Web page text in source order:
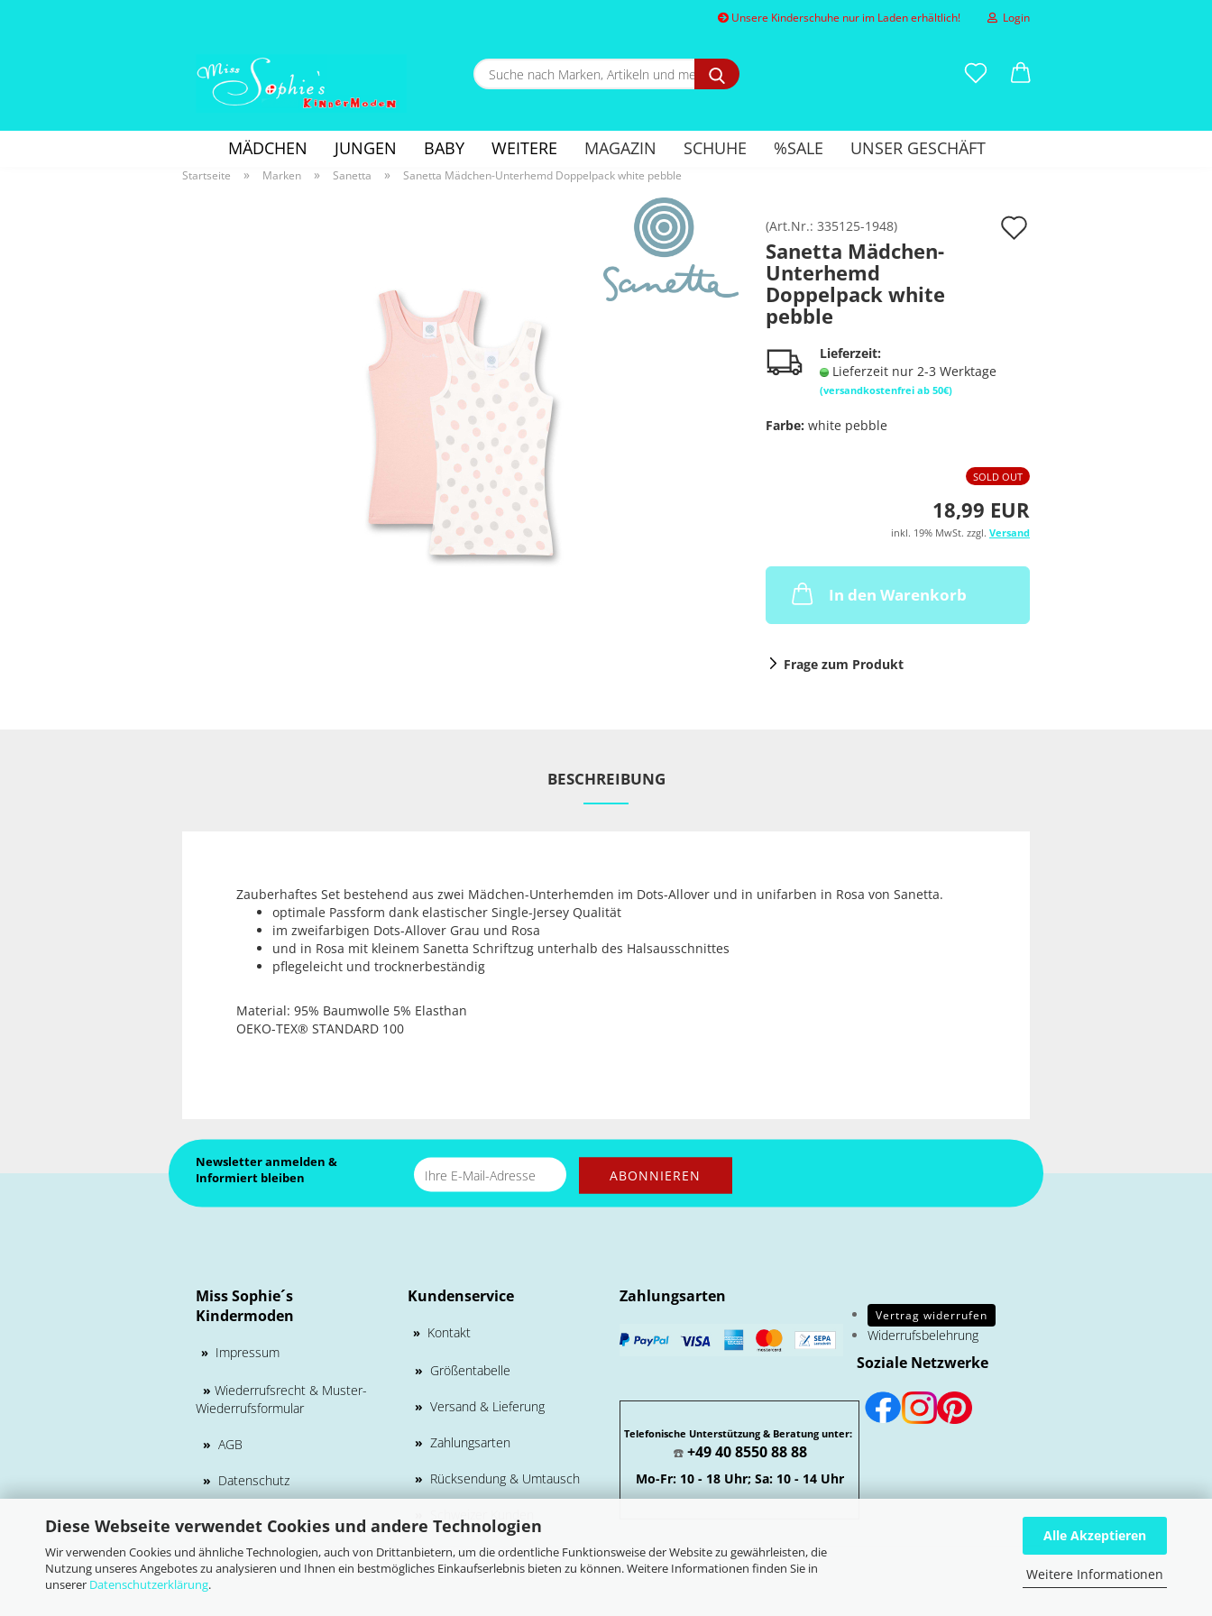
Diese Webseite verwendet Cookies und andere Technologien
Wir verwenden Cookies und ähnliche Technologien, auch von Drittanbietern, um die ordentliche Funktionsweise der Website zu gewährleisten, die
Nutzung unseres Angebotes zu analysieren und Ihnen ein bestmögliches Einkaufserlebnis bieten zu können. Weitere Informationen finden Sie in
unserer Datenschutzerklärung.
Alle Akzeptieren
Weitere Informationen
Unsere Kinderschuhe nur im Laden erhältlich! Login
Konto erstellen
Passwort vergessen?
Suche
nach
und
mehr...
MÄDCHEN JUNGEN BABY MAGAZIN SCHUHE %SALE UNSER GESCHÄFT
WEITERE
Startseite » Marken » Sanetta » Sanetta Mädchen-Unterhemd Doppelpack white pebble
(Art.Nr.: 335125-1948)
Sanetta Mädchen-
Unterhemd
Doppelpack white
pebble
Lieferzeit:
Lieferzeit nur 2-3 Werktage
(versandkostenfrei ab 50€)
Farbe: white pebble
SOLD OUT
18,99 EUR
inkl. 19% MwSt. zzgl. Versand
In den Warenkorb
Frage zum Produkt
BESCHREIBUNG
Zauberhaftes Set bestehend aus zwei Mädchen-Unterhemden im Dots-Allover und in unifarben in Rosa von Sanetta.
optimale Passform dank elastischer Single-Jersey Qualität
im zweifarbigen Dots-Allover Grau und Rosa
und in Rosa mit kleinem Sanetta Schriftzug unterhalb des Halsausschnittes
pflegeleicht und trocknerbeständig
Material: 95% Baumwolle 5% Elasthan
OEKO-TEX® STANDARD 100
Newsletter anmelden &
Informiert bleiben
Miss Sophie´s
Kindermoden
» Impressum
» Wiederrufsrecht & Muster-
Wiederrufsformular
» AGB
» Datenschutz
Kundenservice
» Kontakt
» Größentabelle
» Versand & Lieferung
» Zahlungsarten
» Rücksendung & Umtausch
Zahlungsarten
Telefonische Unterstützung & Beratung unter:
☎️ +49 40 8550 88 88
Mo-Fr: 10 - 18 Uhr; Sa: 10 - 14 Uhr
Vertrag widerrufen
Widerrufsbelehrung
Soziale Netzwerke
Webshop erstellenmit Gambio.de © 2026